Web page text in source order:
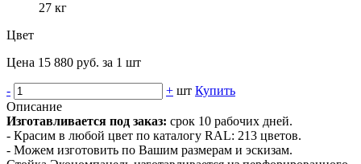
27 кг
Цвет
Цена 15 880 руб. за 1 шт
- + шт Купить
Описание
Изготавливается под заказ: срок 10 рабочих дней.
- Красим в любой цвет по каталогу RAL: 213 цветов.
- Можем изготовить по Вашим размерам и эскизам.